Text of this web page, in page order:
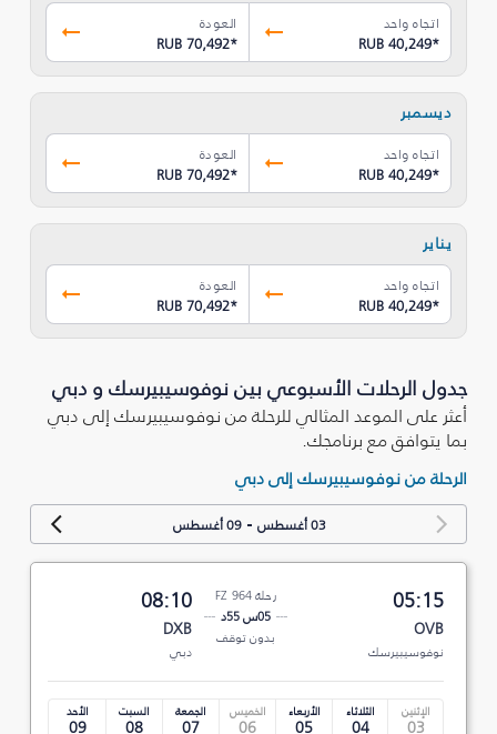
اتجاه واحد
RUB 40,249*
العودة
RUB 70,492*
ديسمبر
اتجاه واحد
RUB 40,249*
العودة
RUB 70,492*
يناير
اتجاه واحد
RUB 40,249*
العودة
RUB 70,492*
جدول الرحلات الأسبوعي بين نوفوسيبيرسك و دبي
أعثر على الموعد المثالي للرحلة من نوفوسيبيرسك إلى دبي
بما يتوافق مع برنامجك.
الرحلة من نوفوسيبيرسك إلى دبي
03 أغسطس -09 أغسطس
05:15
OVB
نوفوسيبيرسك
رحلة FZ 964
05س 55د
بدون توقف
08:10
DXB
دبي
الإثنين
03
الثلاثاء
04
الأربعاء
05
الخميس
06
الجمعة
07
السبت
08
الأحد
09